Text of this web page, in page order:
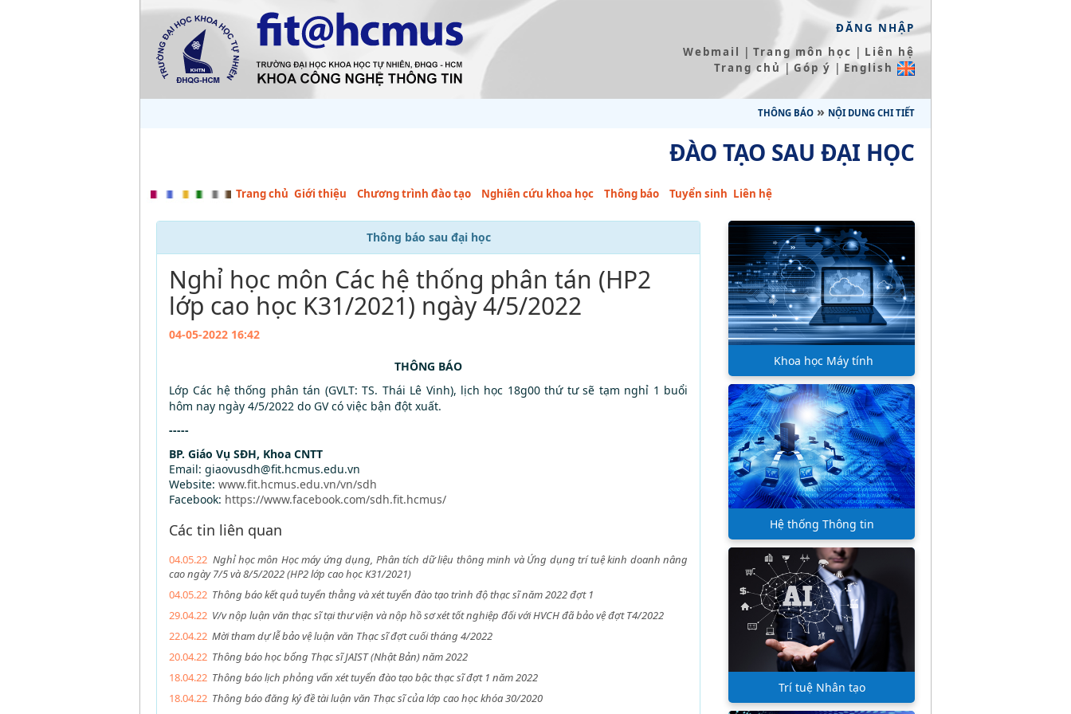
ĐĂNG NHẬP
Webmail | Trang môn học | Liên hệ
Trang chủ |Góp ý | English
THÔNG BÁO » NỘI DUNG CHI TIẾT
ĐÀO TẠO SAU ĐẠI HỌC
Trang chủ Giới thiệu Chương trình đào tạo Nghiên cứu khoa học Thông báo Tuyển sinh Liên hệ
Thông báo sau đại học
Nghỉ học môn Các hệ thống phân tán (HP2
lớp cao học K31/2021) ngày 4/5/2022
04-05-2022 16:42
THÔNG BÁO
Lớp Các hệ thống phân tán (GVLT: TS. Thái Lê Vinh), lịch học 18g00 thứ tư sẽ tạm nghỉ 1 buổi
hôm nay ngày 4/5/2022 do GV có việc bận đột xuất.
-----
BP. Giáo Vụ SĐH, Khoa CNTT
Email: giaovusdh@fit.hcmus.edu.vn
Website: www.fit.hcmus.edu.vn/vn/sdh
Facebook: https://www.facebook.com/sdh.fit.hcmus/
Các tin liên quan
04.05.22 Nghỉ học môn Học máy ứng dụng, Phân tích dữ liệu thông minh và Ứng dụng trí tuệ kinh doanh nâng
cao ngày 7/5 và 8/5/2022 (HP2 lớp cao học K31/2021)
04.05.22 Thông báo kết quả tuyển thẳng và xét tuyển đào tạo trình độ thạc sĩ năm 2022 đợt 1
29.04.22 V/v nộp luận văn thạc sĩ tại thư viện và nộp hồ sơ xét tốt nghiệp đối với HVCH đã bảo vệ đợt T4/2022
22.04.22 Mời tham dự lễ bảo vệ luận văn Thạc sĩ đợt cuối tháng 4/2022
20.04.22 Thông báo học bổng Thạc sĩ JAIST (Nhật Bản) năm 2022
18.04.22 Thông báo lịch phỏng vấn xét tuyển đào tạo bậc thạc sĩ đợt 1 năm 2022
18.04.22 Thông báo đăng ký đề tài luận văn Thạc sĩ của lớp cao học khóa 30/2020
Khoa học Máy tính
Hệ thống Thông tin
Trí tuệ Nhân tạo